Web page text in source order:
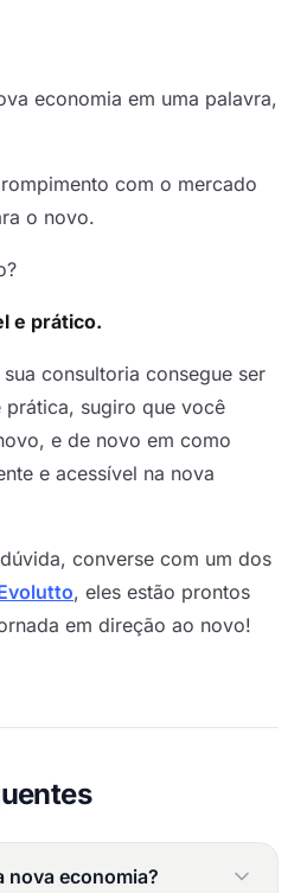
economia em uma palavra,
com o mercado
o novo.
e prático.
consultoria consegue ser
sugiro que você
e de novo em como
e acessível na nova
converse com um dos
, eles estão prontos
em direção ao novo!
nova economia?